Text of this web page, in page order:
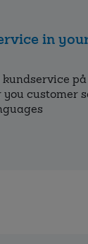
in
you customer